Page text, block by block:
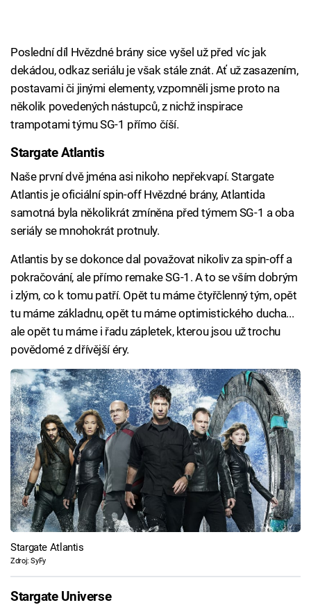
Poslední díl Hvězdné brány sice vyšel už před víc jak
dekádou, odkaz seriálu je však stále znát. Ať už zasazením,
postavami či jinými elementy, vzpomněli jsme proto na
několik povedených nástupců, z nichž inspirace
trampotami týmu SG-1 přímo číší.
Stargate Atlantis
Naše první dvě jména asi nikoho nepřekvapí. Stargate
Atlantis je oficiální spin-off Hvězdné brány, Atlantida
samotná byla několikrát zmíněna před týmem SG-1 a oba
seriály se mnohokrát protnuly.
Atlantis by se dokonce dal považovat nikoliv za spin-off a
pokračování, ale přímo remake SG-1. A to se vším dobrým
i zlým, co k tomu patří. Opět tu máme čtyřčlenný tým, opět
tu máme základnu, opět tu máme optimistického ducha...
ale opět tu máme i řadu zápletek, kterou jsou už trochu
povědomé z dřívější éry.
Stargate Atlantis
Zdroj: SyFy
Stargate Universe